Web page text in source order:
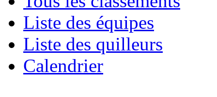
Liste des équipes
Liste des quilleurs
Calendrier